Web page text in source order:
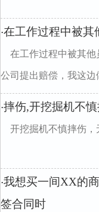
·在工作过程中被其
在工作过程中被其
公司提出赔偿，我这
·摔伤,开挖掘机不
开挖掘机不慎摔伤
·我想买一间XX的
签合同时